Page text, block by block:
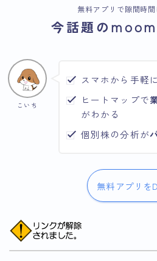
無料アプリで隙間時
今話題の
こいち
スマホから手軽
ヒートマップで
がわかる
個別株の分析が
無料アプリを